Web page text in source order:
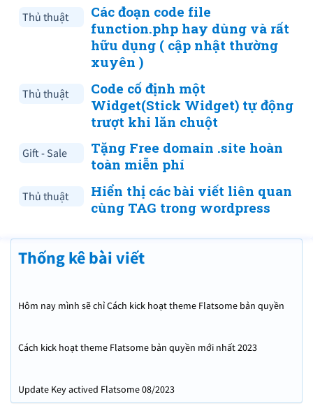
Thủ thuật
Các đoạn code file
function.php hay dùng và rất
hữu dụng ( cập nhật thường
xuyên )
Thủ thuật
Code cố định một
Widget(Stick Widget) tự động
trượt khi lăn chuột
Gift - Sale
Tặng Free domain .site hoàn
toàn miễn phí
Thủ thuật
Hiển thị các bài viết liên quan
cùng TAG trong wordpress
Thống kê bài viết
Hôm nay mình sẽ chỉ Cách kick hoạt theme Flatsome bản quyền
Cách kick hoạt theme Flatsome bản quyền mới nhất 2023
Update Key actived Flatsome 08/2023